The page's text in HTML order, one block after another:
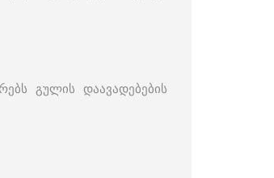
გულის დაავადებების